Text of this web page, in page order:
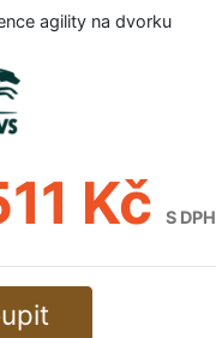
agility na dvorku
Kč S DPH